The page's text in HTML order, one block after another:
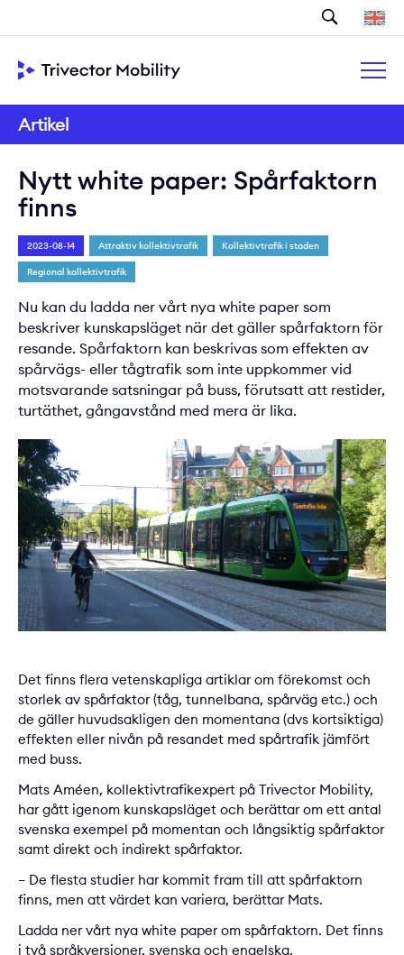
Sök
Artikel
Nytt white paper: Spårfaktorn
finns
2023-08-14 Attraktiv kollektivtrafik Kollektivtrafik i staden
Regional kollektivtrafik
Nu kan du ladda ner vårt nya white paper som
beskriver kunskapsläget när det gäller spårfaktorn för
resande. Spårfaktorn kan beskrivas som effekten av
spårvägs- eller tågtrafik som inte uppkommer vid
motsvarande satsningar på buss, förutsatt att restider,
turtäthet, gångavstånd med mera är lika.
Det finns flera vetenskapliga artiklar om förekomst och
storlek av spårfaktor (tåg, tunnelbana, spårväg etc.) och
de gäller huvudsakligen den momentana (dvs kortsiktiga)
effekten eller nivån på resandet med spårtrafik jämfört
med buss.
Mats Améen, kollektivtrafikexpert på Trivector Mobility,
har gått igenom kunskapsläget och berättar om ett antal
svenska exempel på momentan och långsiktig spårfaktor
samt direkt och indirekt spårfaktor.
– De flesta studier har kommit fram till att spårfaktorn
finns, men att värdet kan variera, berättar Mats.
Ladda ner vårt nya white paper om spårfaktorn. Det finns
i två språkversioner, svenska och engelska.